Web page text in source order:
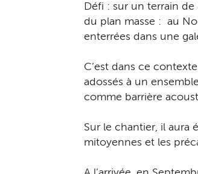
Défi : sur un terrain
du plan masse : au
enterrées dans une
C’est dans ce
adossés à un
comme barrière
Sur le chantier, il aura
mitoyennes et les